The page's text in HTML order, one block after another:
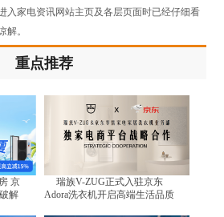
入家电资讯网站主页及各层页面时已经仔细看
解。
重点推荐
京
解
瑞族V-ZUG正式入驻京东
Adora洗衣机开启高端生活品质